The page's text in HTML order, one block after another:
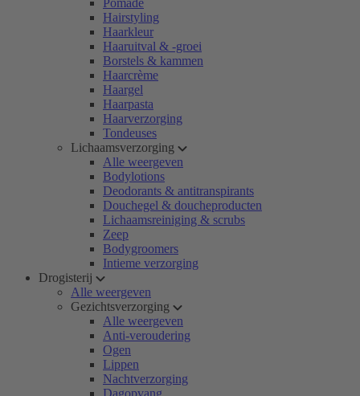
Pomade
Hairstyling
Haarkleur
Haaruitval & -groei
Borstels & kammen
Haarcrème
Haargel
Haarpasta
Haarverzorging
Tondeuses
Lichaamsverzorging
Alle weergeven
Bodylotions
Deodorants & antitranspirants
Douchegel & doucheproducten
Lichaamsreiniging & scrubs
Zeep
Bodygroomers
Intieme verzorging
Drogisterij
Alle weergeven
Gezichtsverzorging
Alle weergeven
Anti-veroudering
Ogen
Lippen
Nachtverzorging
Dagopvang